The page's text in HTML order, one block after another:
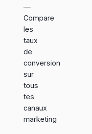
—
Compare
les
taux
de
conversion
sur
tous
tes
canaux
marketing